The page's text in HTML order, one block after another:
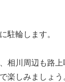
駐輪します。
相川周辺も路
楽しみましょう